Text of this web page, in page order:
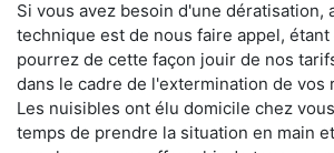
Si vous avez besoin d'une dératisation,
technique est de nous faire appel,
pourrez de cette façon jouir de nos
dans le cadre de l'extermination de vos
Les nuisibles ont élu domicile chez
temps de prendre la situation en main